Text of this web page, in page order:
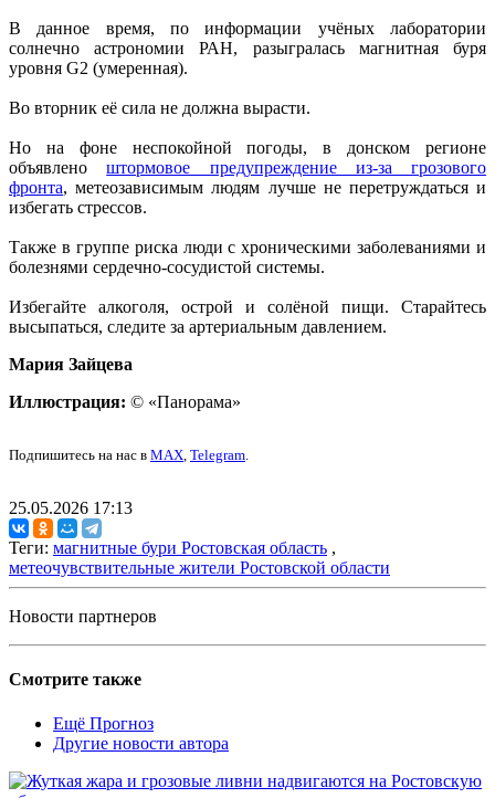
В данное время, по информации учёных лаборатории
солнечно астрономии РАН, разыгралась магнитная буря
уровня G2 (умеренная).
Во вторник её сила не должна вырасти.
Но на фоне неспокойной погоды, в донском регионе
объявленоштормовое предупреждение из-за грозового
фронта, метеозависимым людям лучше не перетруждаться и
избегать стрессов.
Также в группе риска люди с хроническими заболеваниями и
болезнями сердечно-сосудистой системы.
Избегайте алкоголя, острой и солёной пищи. Старайтесь
высыпаться, следите за артериальным давлением.
Мария Зайцева
Иллюстрация: © «Панорама»
Подпишитесь на нас в MAX, Telegram.
25.05.2026 17:13
Теги: магнитные бури Ростовская область ,
метеочувствительные жители Ростовской области
Новости партнеров
Смотрите также
Ещё Прогноз
Другие новости автора